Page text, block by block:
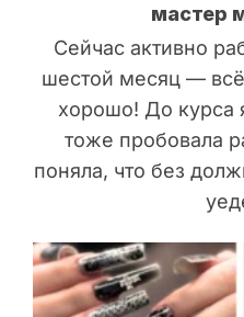
мастер
Сейчас активно
шестой месяц —
хорошо! До курса
тоже пробовала
поняла, что без